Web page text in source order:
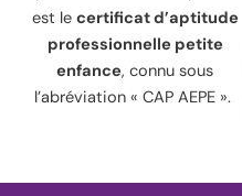
est le certificat d’aptitude
professionnelle petite
enfance, connu sous
l’abréviation « CAP AEPE ».